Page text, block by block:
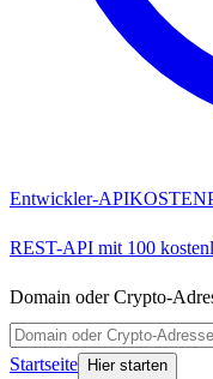
Entwickler-API
REST-API mit 100
Domain oder Crypto-
Startseite Hier starten